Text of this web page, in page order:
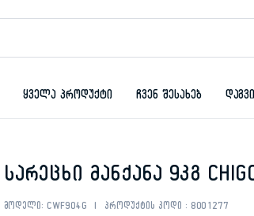
ყველა პროდუქტი ჩვენ შესახებ
სარეცხი მანქანა 9კგ
მოდელი: CWF904G პროდუქტის კოდი : 8001277